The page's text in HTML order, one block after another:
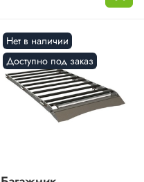
Нет в наличии
Доступно под заказ